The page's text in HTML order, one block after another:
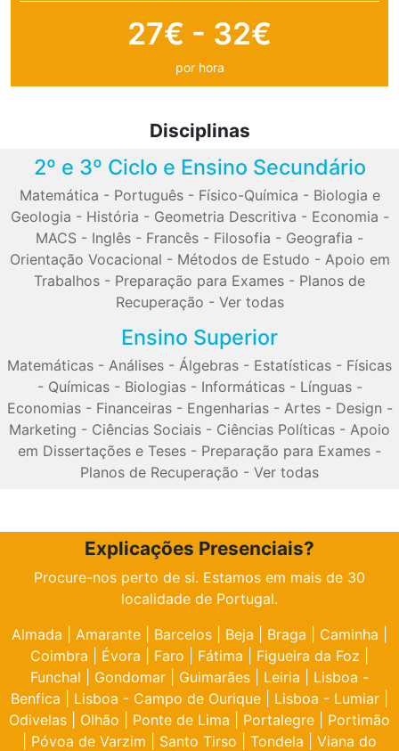
27€ - 32€
por hora
Disciplinas
2º e 3º Ciclo e Ensino Secundário
Matemática - Português- Físico-Química - Biologia e
Geologia - História - Geometria Descritiva - Economia -
MACS - Inglês - Francês - Filosofia - Geografia -
Orientação Vocacional - Métodos de Estudo - Apoio em
Trabalhos - Preparação para Exames - Planos de
Recuperação - Ver todas
Ensino Superior
Matemáticas - Análises - Álgebras - Estatísticas - Físicas
- Químicas- Biologias- Informáticas- Línguas-
Economias- Financeiras- Engenharias- Artes- Design -
Marketing - Ciências Sociais - Ciências Políticas - Apoio
em Dissertações e Teses - Preparação para Exames -
Planos de Recuperação - Ver todas
Explicações Presenciais?
Procure-nos perto de si. Estamos em mais de 30
localidade de Portugal.
Almada
Amarante Barcelos Beja Braga Caminha
Coimbra
Évora Faro Fátima Figueira da Foz
Funchal
Gondomar Guimarães Leiria
Lisboa -
Benfica
Lisboa - Campo de Ourique Lisboa - Lumiar
Odivelas
Olhão Ponte de Lima Portalegre
Portimão
Póvoa de Varzim Santo Tirso Tondela
Viana do